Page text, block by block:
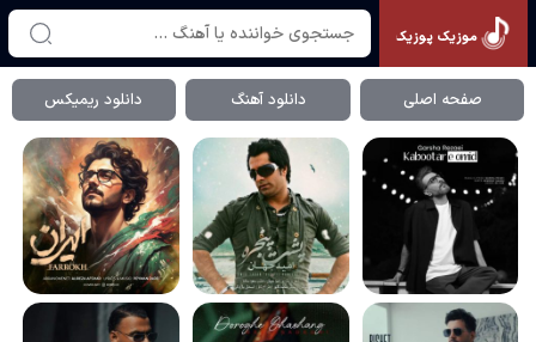
موزیک پوزیک
صفحه اصلی دانلود آهنگ دانلود ریمیکس